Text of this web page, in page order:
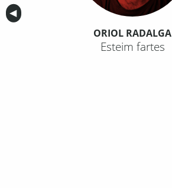
Anterior
◀︎
ORIOL RADALGA
Esteim fartes